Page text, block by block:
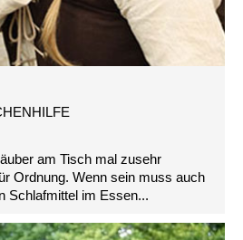
am Tisch mal zusehr
Ordnung. Wenn sein muss auch
Schlafmittel im Essen...